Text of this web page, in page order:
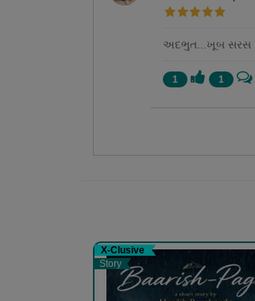
અદભુત...ખૂબ સરસ
1 1
હું મીરા પટેલ. હાલ
મારું સ્વપ્ન છે, જ્યારે એ સંપૂર્ણપણે
X-Clusive
Story